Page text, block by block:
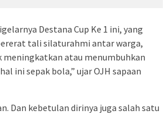
Destana Cup Ke 1 ini, yang
tali silaturahmi antar warga,
meningkatkan atau menumbuhkan
ini sepak bola,” ujar OJH sapaan
Dan kebetulan dirinya juga salah satu